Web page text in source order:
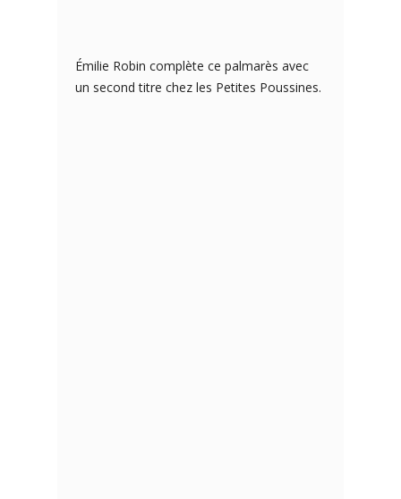
Émilie Robin complète ce palmarès avec
un second titre chez les Petites Poussines.